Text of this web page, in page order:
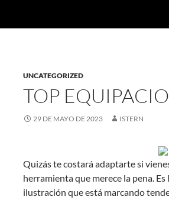
UNCATEGORIZED
TOP
29 DE MAYO DE 2023 ISTERN
Quizás te costará adaptarte si
herramienta que merece la pena.
ilustración que está marcando